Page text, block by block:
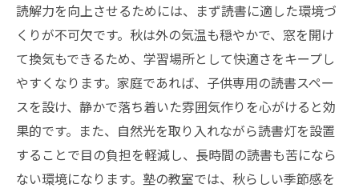
読解力を向上させるためには、まず読書に適した環境づ
くりが不可欠です。秋は外の気温も穏やかで、窓を開け
て換気もできるため、学習場所として快適さをキープし
やすくなります。家庭であれば、子供専用の読書スペー
スを設け、静かで落ち着いた雰囲気作りを心がけると効
果的です。また、自然光を取り入れながら読書灯を設置
することで目の負担を軽減し、長時間の読書も苦になら
ない環境になります。塾の教室では、秋らしい季節感を